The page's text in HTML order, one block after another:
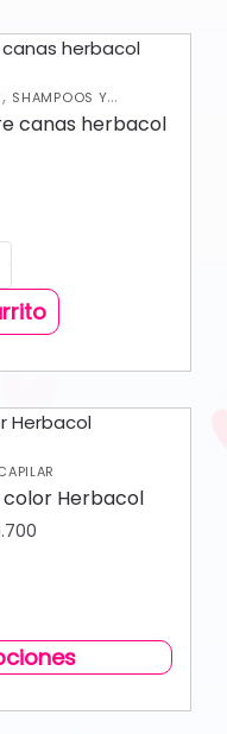
, SHAMPOOS Y
canas herbacol
Herbacol